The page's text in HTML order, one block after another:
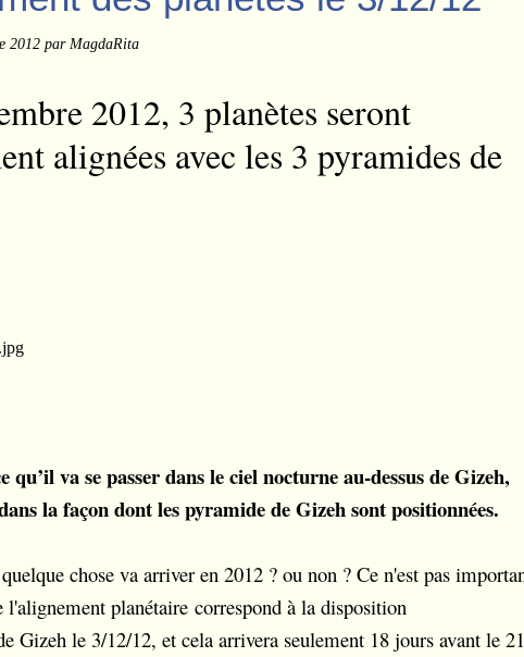
2012 par MagdaRita
2012, 3 planètes seront
alignées avec les 3 pyramides de
qu’il va se passer dans le ciel nocturne au-dessus de Gizeh,
la façon dont les pyramide de Gizeh sont positionnées.
chose va arriver en 2012 ? ou non ? Ce n'est pas
planétaire correspond à la disposition
Gizeh le 3/12/12, et cela arrivera seulement 18 jours avant le 21